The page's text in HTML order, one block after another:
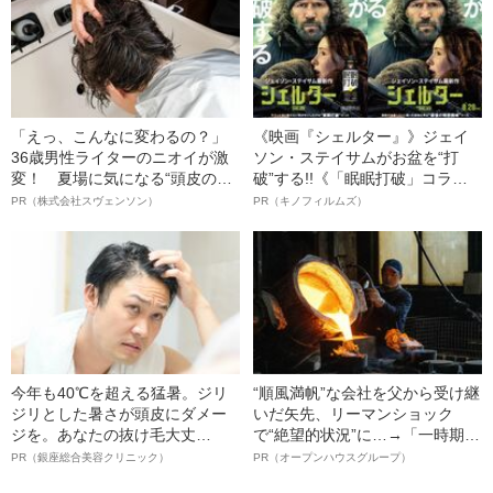
「えっ、こんなに変わるの？」
36歳男性ライターのニオイが激
変！ 夏場に気になる“頭皮のニ
オイ”や“ベタつき”を解消す
ト”が生み出した徹底ケアとは
PR（株式会社スヴェンソン）
《映画『シェルター』》ジェイ
ソン・ステイサムがお盆を“打
破”する!!《「眠眠打破」コラ
ボ》
PR（キノフィルムズ）
今年も40℃を超える猛暑。ジリ
ジリとした暑さが頭皮にダメー
ジを。あなたの抜け毛大丈
夫！？
PR（銀座総合美容クリニック）
“順風満帆”な会社を父から受け継
いだ矢先、リーマンショック
で“絶望的状況”に…→「一時期は
納品3年待ち」のヒット商品を生
PR（オープンハウスグループ）